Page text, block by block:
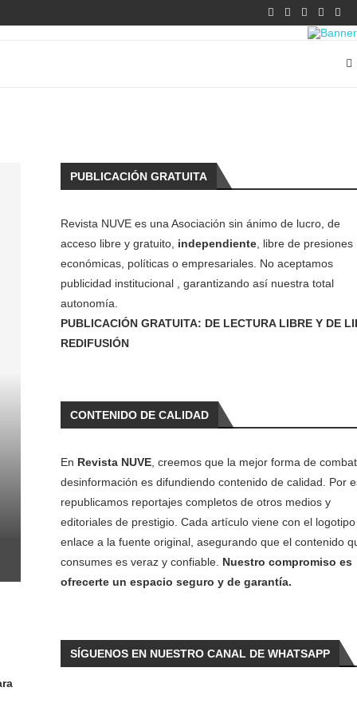
PUBLICACIÓN GRATUITA
Revista NUVE es una Asociación sin ánimo de lucro, de
acceso libre y gratuito, independiente, libre de presiones
económicas, políticas o empresariales. No aceptamos
publicidad institucional , garantizando así nuestra total
autonomía.
PUBLICACIÓN GRATUITA: DE LECTURA LIBRE Y DE
REDIFUSIÓN
CONTENIDO DE CALIDAD
En Revista NUVE, creemos que la mejor forma de
desinformación es difundiendo contenido de calidad. Por
republicamos reportajes completos de otros medios y
editoriales de prestigio. Cada artículo viene con el
enlace a la fuente original, asegurando que el contenido
consumes es veraz y confiable. Nuestro compromiso es
ofrecerte un espacio seguro y de garantía.
SÍGUENOS EN NUESTRO CANAL DE WHATSAPP